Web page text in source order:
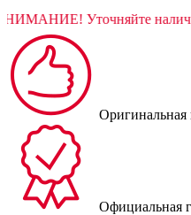
ВНИМАНИЕ! Уточняйте
Оригинальная
Официальная